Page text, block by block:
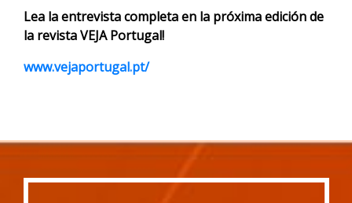
Lea la entrevista completa en la próxima edición de
la revista VEJA Portugal!
www.vejaportugal.pt/